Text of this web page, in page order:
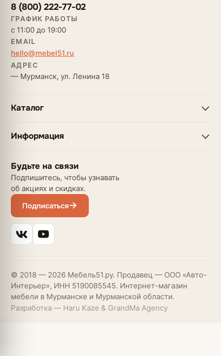
8 (800) 222-77-02
ГРАФИК РАБОТЫ
с 11:00 до 19:00
EMAIL
hello@mebel51.ru
АДРЕС
— Мурманск, ул. Ленина 18
Каталог
Информация
Будьте на связи
Подпишитесь, чтобы узнавать
об акциях и скидках.
Подписаться
© 2018 — 2026 Мебель51.ру. Продавец — ООО «Авто-
Интерьер», ИНН 5190085545. Интернет-магазин
мебели в Мурманске и Мурманской области.
Разработка — Haru Kaze & GrandMa Agency